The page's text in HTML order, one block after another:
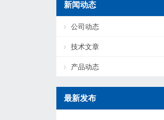
新闻动态
公司动态
技术文章
产品动态
最新发布